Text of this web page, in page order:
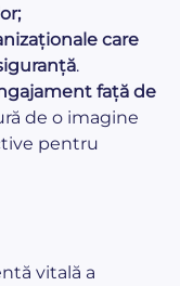
care
.
față de
de o imagine
pentru
vitală a